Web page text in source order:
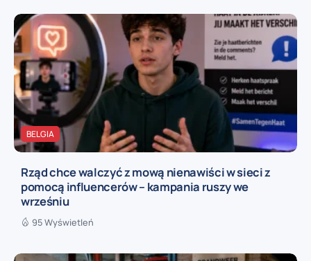
BELGIA
Rząd chce walczyć z mową nienawiści w sieci z
pomocą influencerów – kampania ruszy we
wrześniu
95 Wyświetleń